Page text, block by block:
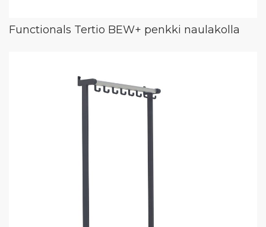
Functionals Tertio BEW+ penkki naulakolla